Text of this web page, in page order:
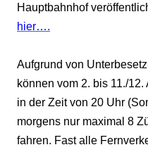
Hauptbahnhof
hier….
Aufgrund von
können vom 2. bis 11./
in der Zeit von 20 Uhr
morgens nur maximal 8
fahren. Fast alle